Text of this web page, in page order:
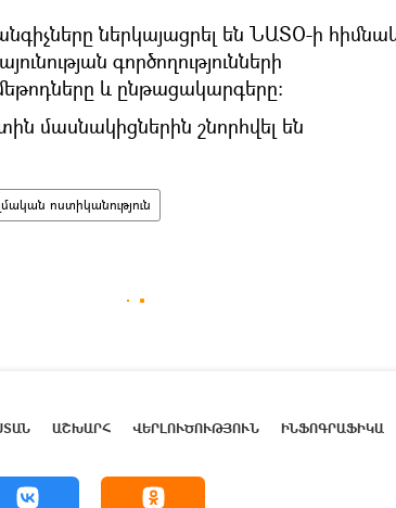
ներկայացրել են ՆԱՏՕ-ի
գործողությունների
և ընթացակարգերը։
մասնակիցներին շնորհվել են
ոստիկանություն
ԱՇԽԱՐՀ ՎԵՐԼՈՒԾՈՒԹՅՈՒՆ ԻՆՖՈԳՐԱՖԻԿԱ